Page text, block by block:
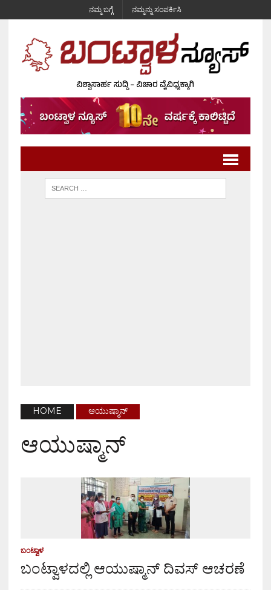
ನಮ್ಮ ಬಗ್ಗೆ ನಮ್ಮನ್ನು ಸಂಪರ್ಕಿಸಿ
HOME ಆಯುಷ್ಮಾನ್
ಆಯುಷ್ಮಾನ್
ಬಂಟ್ವಾಳ
ಬಂಟ್ವಾಳದಲ್ಲಿ ಆಯುಷ್ಮಾನ್ ದಿವಸ್ ಆಚರಣೆ